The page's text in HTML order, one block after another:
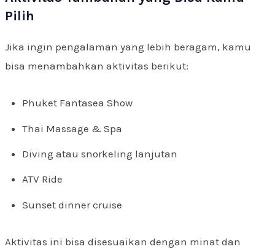
Pilih
Jika ingin pengalaman yang lebih beragam, kamu
bisa menambahkan aktivitas berikut:
Phuket Fantasea Show
Thai Massage & Spa
Diving atau snorkeling lanjutan
ATV Ride
Sunset dinner cruise
Aktivitas ini bisa disesuaikan dengan minat dan